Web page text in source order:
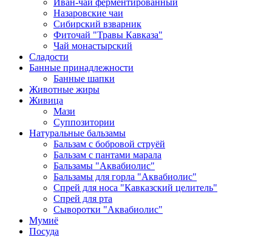
Назаровские чаи
Сибирский взварник
Фиточай "Травы Кавказа"
Чай монастырский
Сладости
Банные принадлежности
Банные шапки
Животные жиры
Живица
Мази
Суппозитории
Натуральные бальзамы
Бальзам с бобровой струёй
Бальзам с пантами марала
Бальзамы "Аквабиолис"
Бальзамы для горла "Аквабиолис"
Спрей для носа "Кавказский целитель"
Спрей для рта
Сыворотки "Аквабиолис"
Мумиё
Посуда